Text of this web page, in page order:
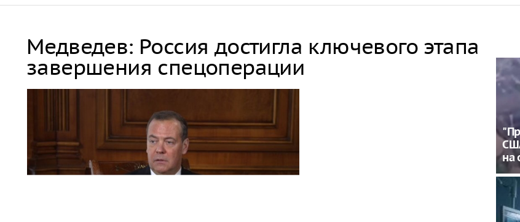
Медведев: Россия достигла ключевого этапа
завершения спецоперации
на